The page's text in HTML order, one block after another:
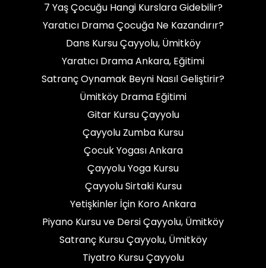
7 Yaş Çocuğu Hangi Kurslara Gidebilir?
Yaratıcı Drama Çocuğa Ne Kazandırır?
Dans Kursu Çayyolu, Ümitköy
Yaratıcı Drama Ankara, Eğitimi
Satranç Oynamak Beyni Nasıl Geliştirir?
Ümitköy Drama Eğitimi
Gitar Kursu Çayyolu
Çayyolu Zumba Kursu
Çocuk Yogası Ankara
Çayyolu Yoga Kursu
Çayyolu Sirtaki Kursu
Yetişkinler İçin Koro Ankara
Piyano Kursu ve Dersi Çayyolu, Ümitköy
Satranç Kursu Çayyolu, Ümitköy
Tiyatro Kursu Çayyolu